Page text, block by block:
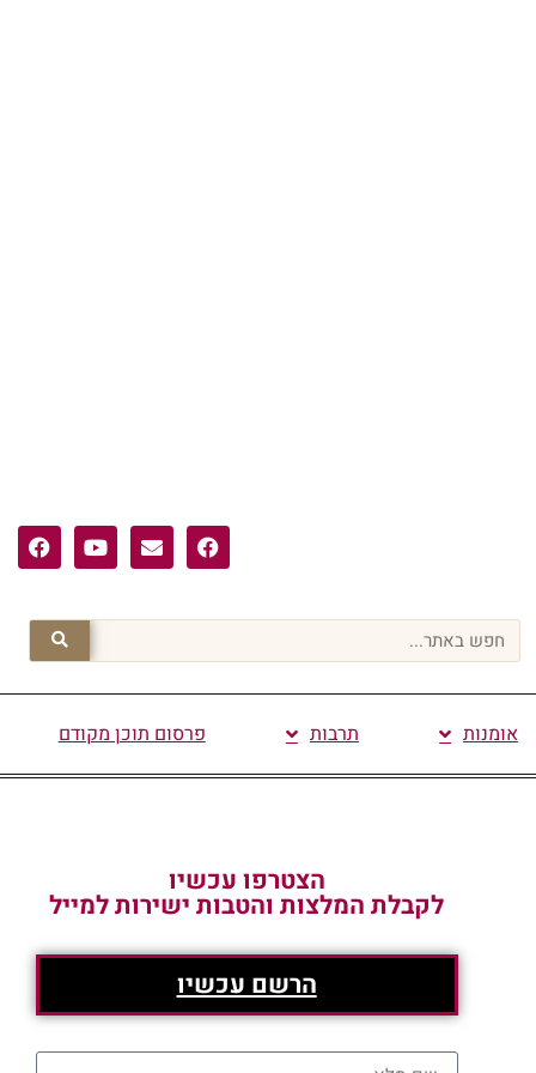
אומנות תרבות פרסום תוכן מקודם
הצטרפו עכשיו
לקבלת המלצות והטבות ישירות למייל
הרשם עכשיו